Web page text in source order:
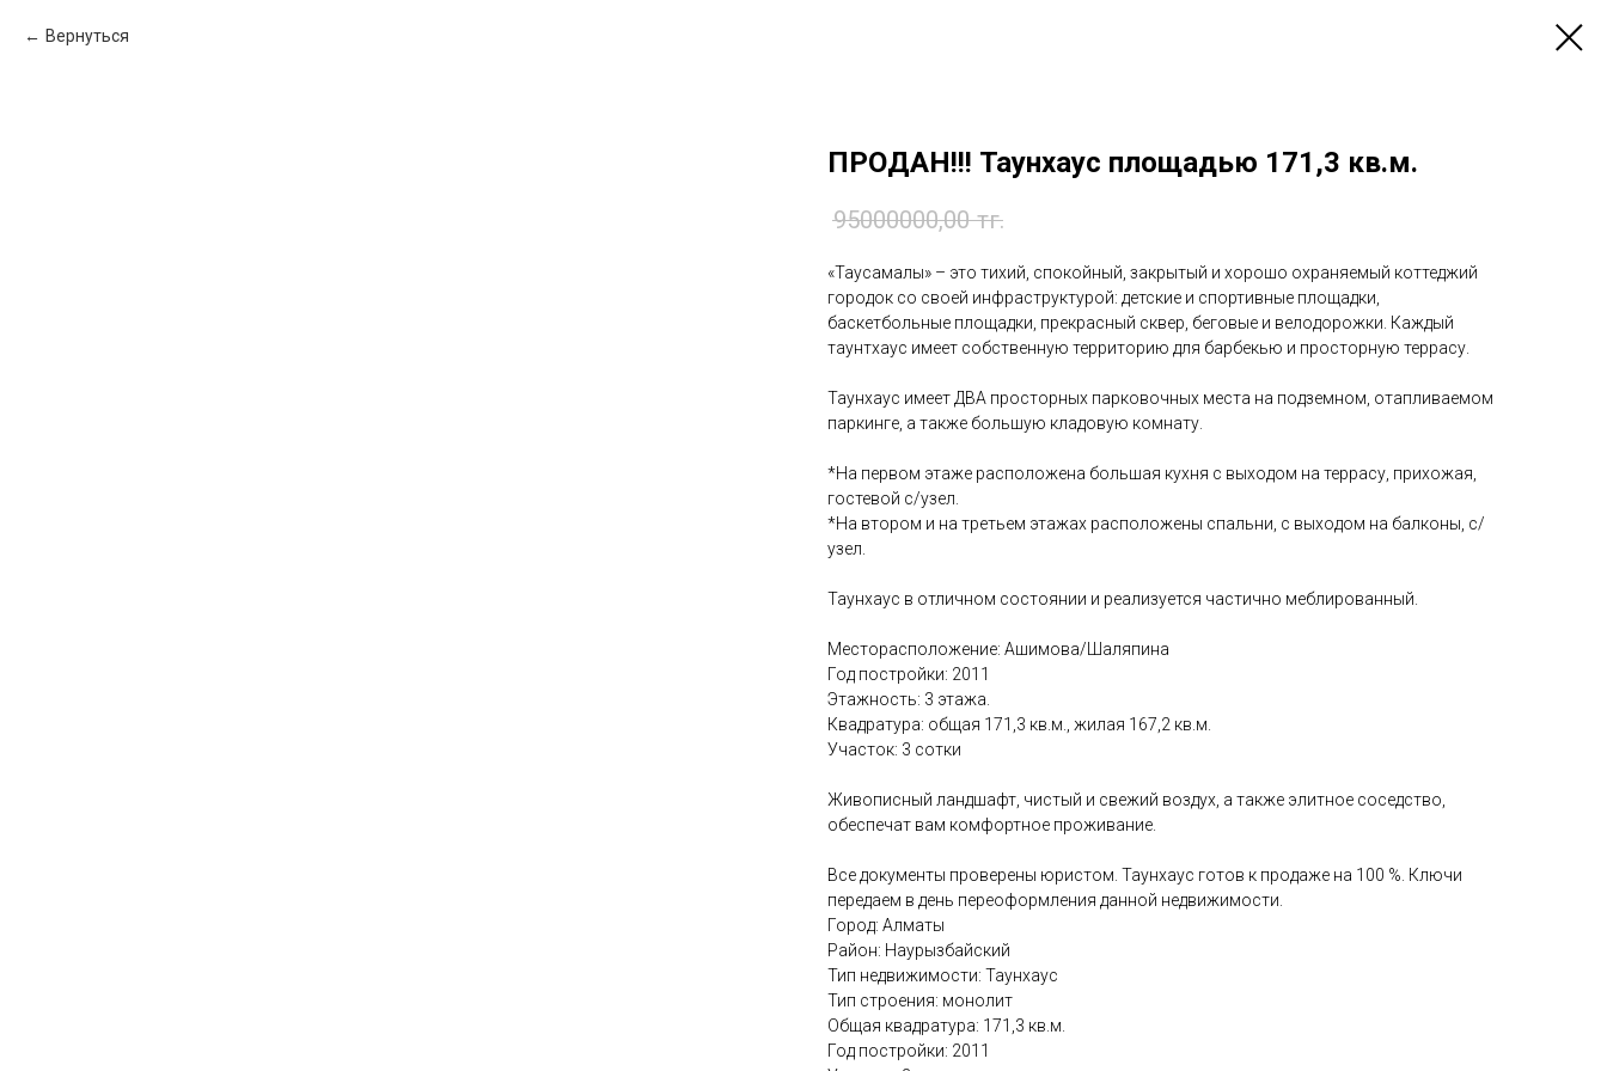
Вернуться
ПРОДАН!!! Таунхаус площадью 171,3 кв.м.
95000000,00 тг.
«Таусамалы» – это тихий, спокойный, закрытый и хорошо охраняемый коттеджий
городок со своей инфраструктурой: детские и спортивные площадки,
баскетбольные площадки, прекрасный сквер, беговые и велодорожки. Каждый
таунтхаус имеет собственную территорию для барбекью и просторную террасу.
Таунхаус имеет ДВА просторных парковочных места на подземном, отапливаемом
паркинге, а также большую кладовую комнату.
*На первом этаже расположена большая кухня с выходом на террасу, прихожая,
гостевой с/узел.
*На втором и на третьем этажах расположены спальни, с выходом на балконы, с/
узел.
Таунхаус в отличном состоянии и реализуется частично меблированный.
Месторасположение: Ашимова/Шаляпина
Год постройки: 2011
Этажность: 3 этажа.
Квадратура: общая 171,3 кв.м., жилая 167,2 кв.м.
Участок: 3 сотки
Живописный ландшафт, чистый и свежий воздух, а также элитное соседство,
обеспечат вам комфортное проживание.
Все документы проверены юристом. Таунхаус готов к продаже на 100 %. Ключи
передаем в день переоформления данной недвижимости.
Город: Алматы
Район: Наурызбайский
Тип недвижимости: Таунхаус
Тип строения: монолит
Общая квадратура: 171,3 кв.м.
Год постройки: 2011